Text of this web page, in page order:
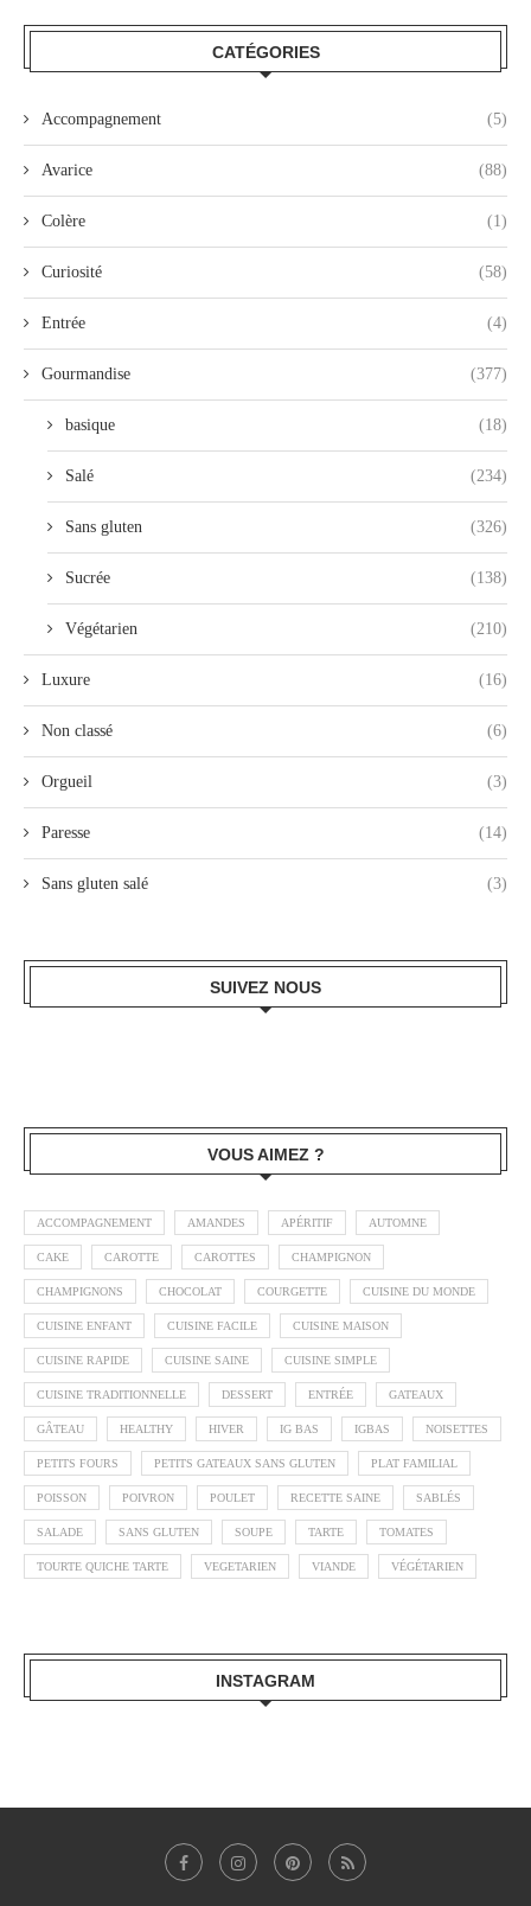
CATÉGORIES
Accompagnement (5)
Avarice (88)
Colère (1)
Curiosité (58)
Entrée (4)
Gourmandise (377)
basique (18)
Salé (234)
Sans gluten (326)
Sucrée (138)
Végétarien (210)
Luxure (16)
Non classé (6)
Orgueil (3)
Paresse (14)
Sans gluten salé (3)
SUIVEZ NOUS
VOUS AIMEZ ?
ACCOMPAGNEMENT AMANDES APÉRITIF AUTOMNE
CAKE CAROTTE CAROTTES CHAMPIGNON
CHAMPIGNONS CHOCOLAT COURGETTE CUISINE DU MONDE
CUISINE ENFANT CUISINE FACILE CUISINE MAISON
CUISINE RAPIDE CUISINE SAINE CUISINE SIMPLE
CUISINE TRADITIONNELLE DESSERT ENTRÉE GATEAUX
GÂTEAU HEALTHY HIVER IG BAS IGBAS NOISETTES
PETITS FOURS PETITS GATEAUX SANS GLUTEN PLAT FAMILIAL
POISSON POIVRON POULET RECETTE SAINE SABLÉS
SALADE SANS GLUTEN SOUPE TARTE TOMATES
TOURTE QUICHE TARTE VEGETARIEN VIANDE VÉGÉTARIEN
INSTAGRAM